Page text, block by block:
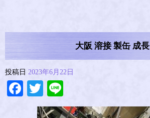
大阪 溶接 製缶 成長
投稿日 2023年6月22日
Facebook
Twitter